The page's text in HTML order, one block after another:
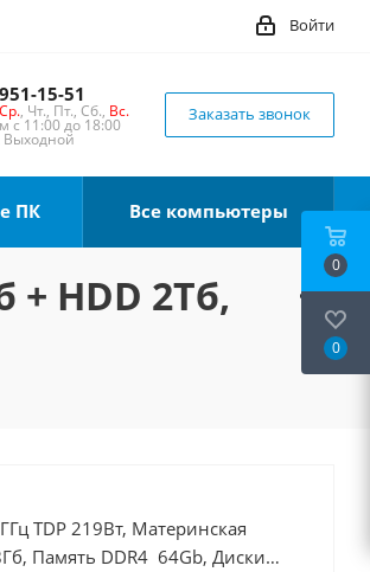
Войти
15-51
Ср., Чт., Пт., Сб., Вс.
с 11:00 до 18:00
Выходной
Заказать звонок
ПК Все компьютеры
+ HDD 2Тб,
TDP 219Вт, Материнская
Память DDR4 64Gb, Диски
0
0